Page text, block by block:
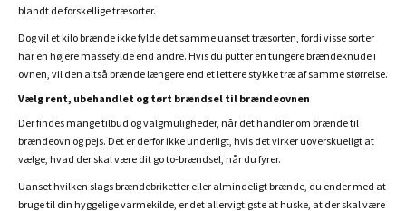
blandt de forskellige træsorter.
Dog vil et kilo brænde ikke fylde det samme uanset træsorten, fordi visse sorter
har en højere massefylde end andre. Hvis du putter en tungere brændeknude i
ovnen, vil den altså brænde længere end et lettere stykke træ af samme størrelse.
Vælg rent, ubehandlet og tørt brændsel til brændeovnen
Der findes mange tilbud og valgmuligheder, når det handler om brænde til
brændeovn og pejs. Det er derfor ikke underligt, hvis det virker uoverskueligt at
vælge, hvad der skal være dit go to-brændsel, når du fyrer.
Uanset hvilken slags brændebriketter eller almindeligt brænde, du ender med at
bruge til din hyggelige varmekilde, er det allervigtigste at huske, at der skal være